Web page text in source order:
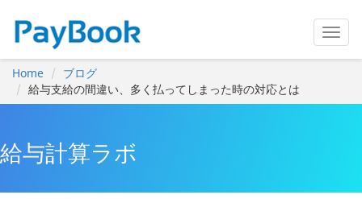
Home
ブログ
給与支給の間違い、多く払ってしまった時の対応とは
給与計算ラボ